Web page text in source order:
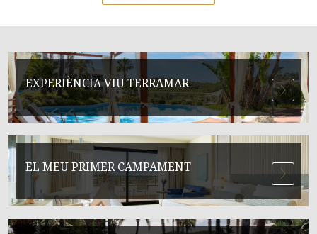
EXPERIÈNCIA VIU TERRAMAR
EL MEU PRIMER CAMPAMENT